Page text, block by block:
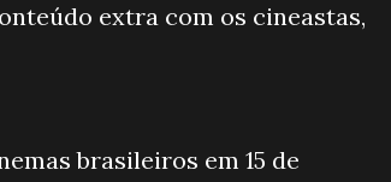
extra com os cineastas,
brasileiros em 15 de